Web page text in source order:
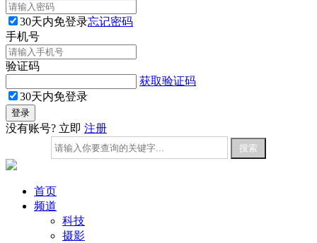
30天内免登录忘记密码
手机号
验证码
获取验证码
30天内免登录
没有账号? 立即 注册
首页
频道
科技
摄影